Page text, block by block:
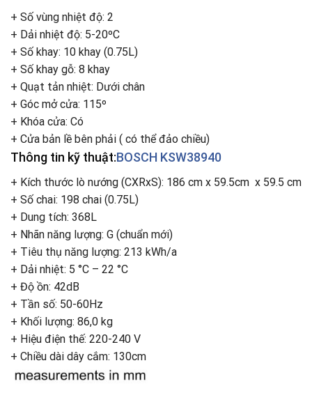
+ Số vùng nhiệt độ: 2
+ Dải nhiệt độ: 5-20ºC
+ Số khay: 10 khay (0.75L)
+ Số khay gỗ: 8 khay
+ Quạt tản nhiệt: Dưới chân
+ Góc mở cửa: 115º
+ Khóa cửa: Có
+ Cửa bản lề bên phải ( có thể đảo chiều)
Thông tin kỹ thuật:BOSCH KSW38940
+ Kích thước lò nướng (CXRxS): 186 cm x 59.5cm x 59.5 cm
+ Số chai: 198 chai (0.75L)
+ Dung tích: 368L
+ Nhãn năng lượng: G (chuẩn mới)
+ Tiêu thụ năng lượng: 213 kWh/a
+ Dải nhiệt: 5 °C – 22 °C
+ Độ ồn: 42dB
+ Tần số: 50-60Hz
+ Khối lượng: 86,0 kg
+ Hiệu điện thế: 220-240 V
+ Chiều dài dây cắm: 130cm